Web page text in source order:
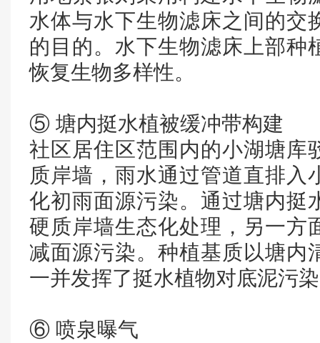
水体与水下生物滤床之间的交
的目的。水下生物滤床上部种
恢复生物多样性。
⑤ 塘内挺水植被缓冲带构建
社区居住区范围内的小湖塘库
质岸墙，雨水通过管道直排入
化初雨面源污染。通过塘内挺
硬质岸墙生态化处理，另一方
减面源污染。种植基质以塘内
一并发挥了挺水植物对底泥污
⑥ 喷泉曝气